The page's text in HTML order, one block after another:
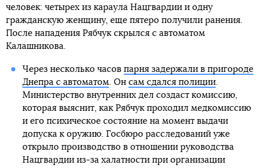
человек: четырех из караула Нацгвардии и одну
гражданскую женщину, еще пятеро получили ранения.
После нападения Рябчук скрылся с автоматом
Калашникова.
Через несколько часов парня задержали в пригороде
Днепра с автоматом. Он сам сдался полиции.
Министерство внутренних дел создаст комиссию,
которая выяснит, как Рябчук проходил медкомиссию
и его психическое состояние на момент выдачи
допуска к оружию. Госбюро расследований уже
открыло производство в отношении руководства
Нацгвардии из-за халатности при организации